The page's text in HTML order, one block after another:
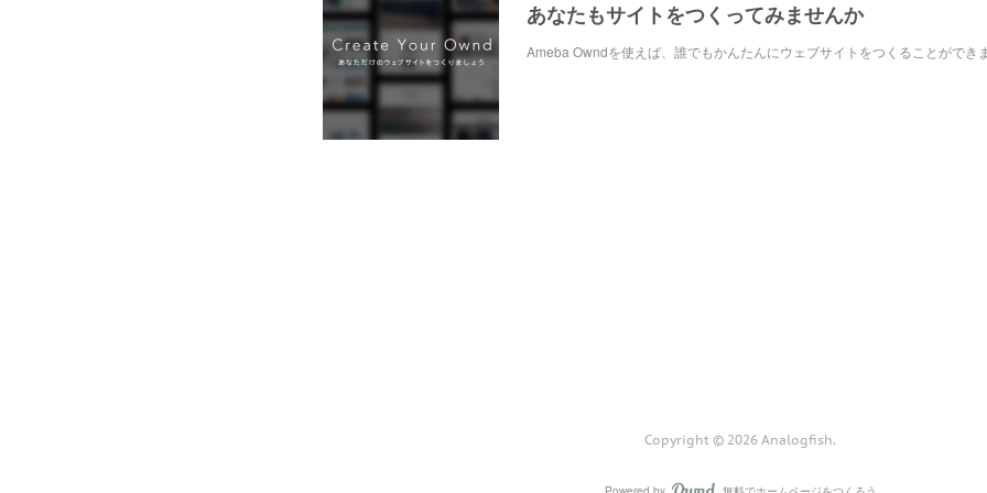
あなたもサイトをつくってみませんか
Ameba Owndを使えば、誰でもかんたんにウェブサイトをつくることができ
Copyright © 2026 Analogfish.